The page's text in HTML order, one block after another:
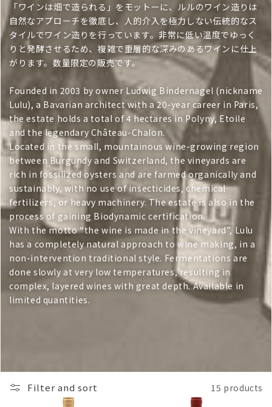
n
:
「ワインは畑で造られる」をモットーに、ルルのワイン造りは
自然なアプローチを徹底し、人的介入を極力しない伝統的なス
タイルでワイン造りを行っています。非常に低い温度でゆっく
りと発酵させるため、複雑で重層的な深みのあるワインに仕上
がります。数量限定の販売です。
Founded in 2003 by owner Ludwig Bindernagel (nickname
Lulu), a Bavarian architect with a 20-year career in Paris,
the estate holds a total of 4 hectares in Polyny, Etoile
and the legendary Château-Chalon.
Located in the small, mountainous wine-growing region
between Burgundy and Switzerland, the vineyards are
rich in fossilized oysters and are farmed organically and
sustainably, with no use of insecticides, chemical
fertilizers, or heavy machinery. The estate is also in the
process of gaining Biodynamic certification.
With the motto “the wine is made in the vineyard”, Lulu
has a completely natural approach to wine making, in a
non-intervention traditional style. Fermentations are
done slowly at very low temperatures, resulting in
complex, layered wines with great depth. Available in
limited quantities.
Filter and sort 15 products